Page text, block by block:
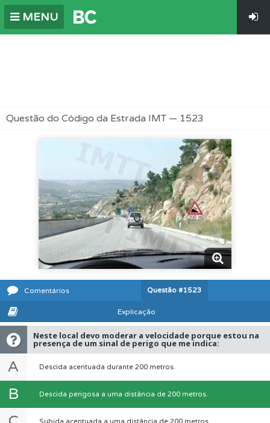
MENU
Questão do Código da Estrada IMT — 1523
Comentários Questão #1523
Explicação
Neste local devo moderar a velocidade porque estou na
presença de um sinal de perigo que me indica:
A Descida acentuada durante 200 metros.
B Descida perigosa a uma distância de 200 metros.